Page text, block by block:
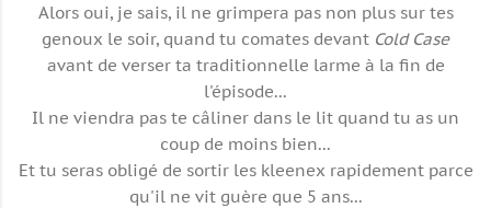
Alors oui, je sais, il ne grimpera pas non plus sur tes
genoux le soir, quand tu comates devant Cold Case
avant de verser ta traditionnelle larme à la fin de
l'épisode...
Il ne viendra pas te câliner dans le lit quand tu as un
coup de moins bien...
Et tu seras obligé de sortir les kleenex rapidement parce
qu'il ne vit guère que 5 ans...